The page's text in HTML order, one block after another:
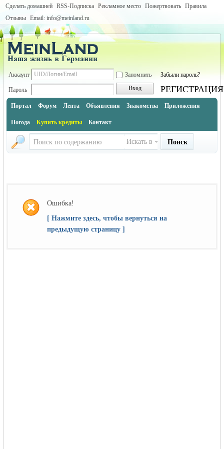
Сделать домашней RSS-Подписка Рекламное место Пожертвовать Правила
Отзывы Email: info@meinland.ru
Аккаунт Запомнить Забыли пароль?
Пароль Вход РЕГИСТРАЦИЯ
Портал Форум Лента Объявления Знакомства Приложения
Погода Купить кредиты Контакт
Искать в Поиск
Ошибка!
[ Нажмите здесь, чтобы вернуться на
предыдущую страницу ]